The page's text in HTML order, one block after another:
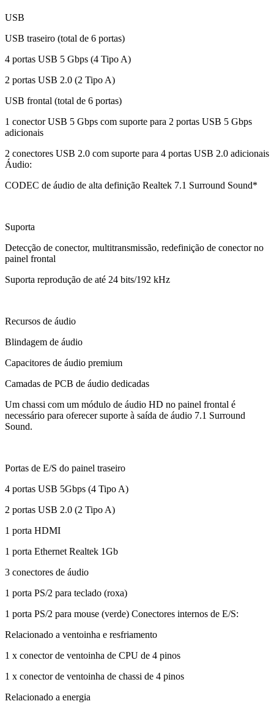
USB
USB traseiro (total de 6 portas)
4 portas USB 5 Gbps (4 Tipo A)
2 portas USB 2.0 (2 Tipo A)
USB frontal (total de 6 portas)
1 conector USB 5 Gbps com suporte para 2 portas USB 5 Gbps
adicionais
2 conectores USB 2.0 com suporte para 4 portas USB 2.0 adicionais
Áudio:
CODEC de áudio de alta definição Realtek 7.1 Surround Sound*
Suporta
Detecção de conector, multitransmissão, redefinição de conector no
painel frontal
Suporta reprodução de até 24 bits/192 kHz
Recursos de áudio
Blindagem de áudio
Capacitores de áudio premium
Camadas de PCB de áudio dedicadas
Um chassi com um módulo de áudio HD no painel frontal é
necessário para oferecer suporte à saída de áudio 7.1 Surround
Sound.
Portas de E/S do painel traseiro
4 portas USB 5Gbps (4 Tipo A)
2 portas USB 2.0 (2 Tipo A)
1 porta HDMI
1 porta Ethernet Realtek 1Gb
3 conectores de áudio
1 porta PS/2 para teclado (roxa)
1 porta PS/2 para mouse (verde) Conectores internos de E/S:
Relacionado a ventoinha e resfriamento
1 x conector de ventoinha de CPU de 4 pinos
1 x conector de ventoinha de chassi de 4 pinos
Relacionado a energia